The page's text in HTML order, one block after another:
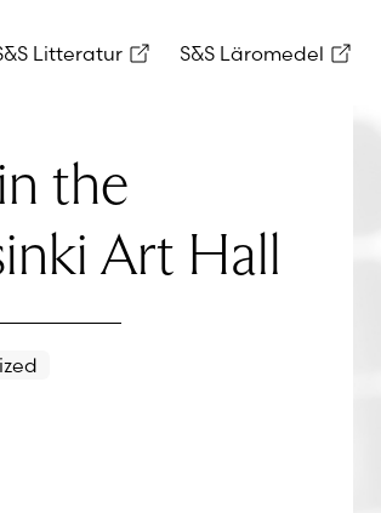
Litteratur S&S Läromedel
the
Art Hall